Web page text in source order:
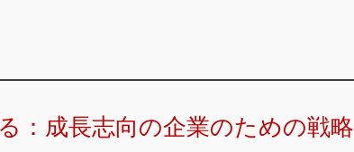
：成長志向の企業のための戦略